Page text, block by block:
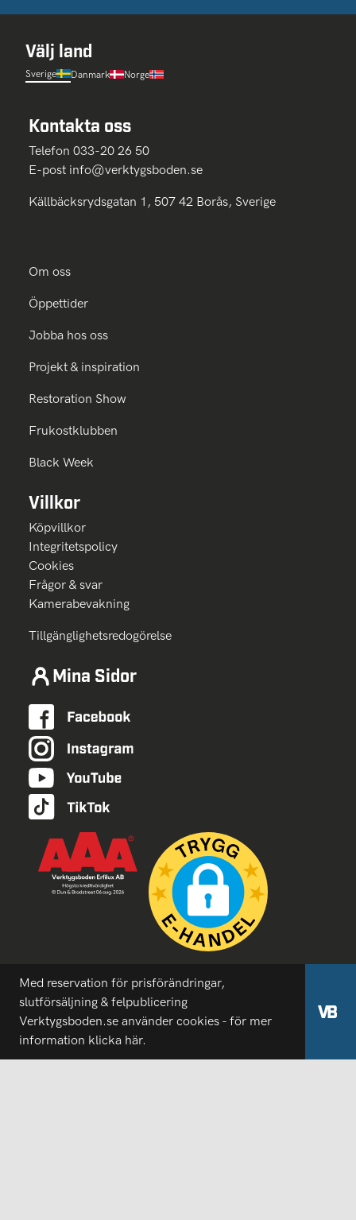
Välj land
Sverige Danmark Norge
Kontakta oss
Telefon 033-20 26 50
E-post info@verktygsboden.se
Källbäcksrydsgatan 1, 507 42 Borås, Sverige
Om oss
Öppettider
Jobba hos oss
Projekt & inspiration
Restoration Show
Frukostklubben
Black Week
Villkor
Köpvillkor
Integritetspolicy
Cookies
Frågor & svar
Kamerabevakning
Tillgänglighetsredogörelse
Mina Sidor
Med reservation för prisförändringar,
slutförsäljning & felpublicering
Verktygsboden.se använder cookies - för mer
information klicka här.